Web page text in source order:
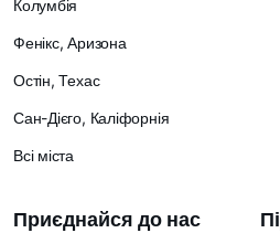
Колумбія
Фенікс, Аризона
Остін, Техас
Сан-Дієго, Каліфорнія
Всі міста
Приєднайся до нас